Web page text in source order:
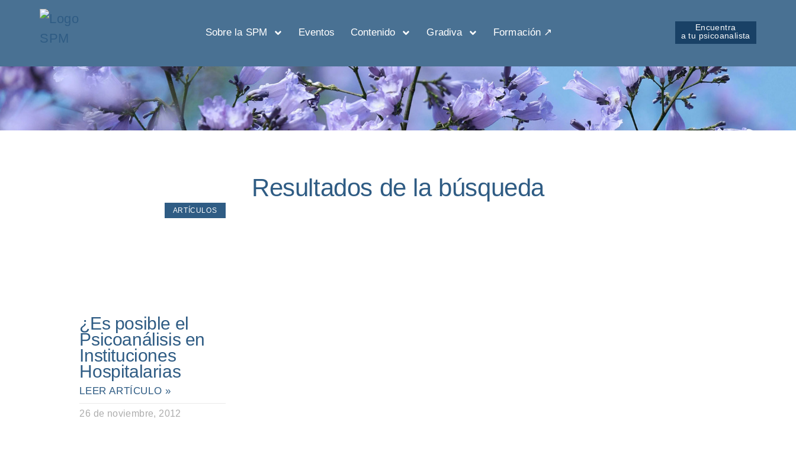
Sobre la SPM Eventos Contenido Gradiva Formación ↗︎
Encuentra
a tu psicoanalista
Resultados de la búsqueda
ARTÍCULOS
¿Es posible el
Psicoanálisis en
Instituciones
Hospitalarias
LEER ARTÍCULO »
26 de noviembre, 2012